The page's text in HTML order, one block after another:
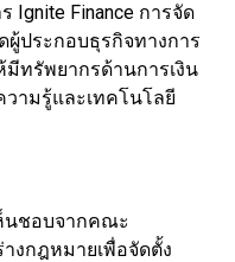
Finance การจัด
ผู้ประกอบธุรกิจทางการ
มีทรัพยากรด้านการเงิน
ามรู้และเทคโนโลยี
นชอบจากคณะ
งกฎหมายเพื่อจัดตั้ง